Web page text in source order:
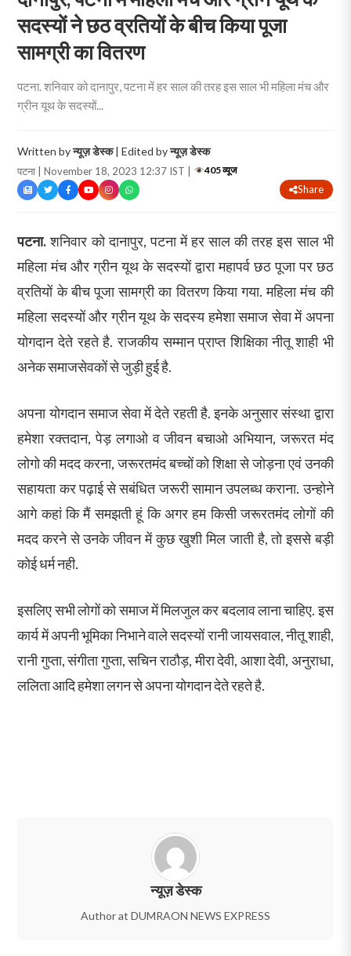
सदस्यों ने छठ व्रतियों के बीच किया पूजा
सामग्री का वितरण
पटना. शनिवार को दानापुर, पटना में हर साल की तरह इस साल भी महिला मंच और
ग्रीन यूथ के सदस्यों...
Written byन्यूज़ डेस्क| Edited byन्यूज़ डेस्क
पटना | November 18, 2023 12:37 IST | 405 व्यूज
Share
पटना.शनिवार को दानापुर, पटना में हर साल की तरह इस साल भी
महिला मंच और ग्रीन यूथ के सदस्यों द्वारा महापर्व छठ पूजा पर छठ
व्रतियों के बीच पूजा सामग्री का वितरण किया गया. महिला मंच की
महिला सदस्यों और ग्रीन यूथ के सदस्य हमेशा समाज सेवा में अपना
योगदान देते रहते है. राजकीय सम्मान प्राप्त शिक्षिका नीतू शाही भी
अनेक समाजसेवकों से जुड़ी हुई है.
अपना योगदान समाज सेवा में देते रहती है. इनके अनुसार संस्था द्वारा
हमेशा रक्तदान, पेड़ लगाओ व जीवन बचाओ अभियान, जरूरत मंद
लोगो की मदद करना, जरूरतमंद बच्चों को शिक्षा से जोड़ना एवं उनकी
सहायता कर पढ़ाई से सबंधित जरूरी सामान उपलब्ध कराना. उन्होने
आगे कहां कि मैं समझती हूं कि अगर हम किसी जरूरतमंद लोगों की
मदद करने से उनके जीवन में कुछ खुशी मिल जाती है, तो इससे बड़ी
कोई धर्म नही.
इसलिए सभी लोगों को समाज में मिलजुल कर बदलाव लाना चाहिए. इस
कार्य में अपनी भूमिका निभाने वाले सदस्यों रानी जायसवाल, नीतू शाही,
रानी गुप्ता, संगीता गुप्ता, सचिन राठौड़, मीरा देवी, आशा देवी, अनुराधा,
ललिता आदि हमेशा लगन से अपना योगदान देते रहते है.
न्यूज़ डेस्क
Author at DUMRAON NEWS EXPRESS